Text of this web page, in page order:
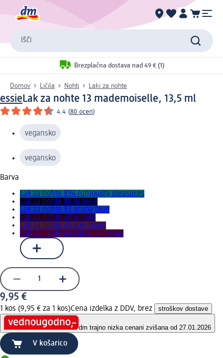
Išči
Brezplačna dostava nad 49 € (1)
Domov Ličila Nohti Laki za nohte
essieLak za nohte 13 mademoiselle, 13,5 ml
4.4 (80 ocen)
vegansko
vegansko
Barva
Lak za nohte 894 (un)guilty pleasures
Lak za nohte 88 licorice
Lak za nohte 92 aruba blue
Lak za nohte 49 wicked
Lak za nohte 45 sole mate
Lak za nohte 44 bahama mama
9,95 €
1 kos (9,95 € za 1 kos)Cena izdelka z DDV, brez stroškov dostave
dm trajno nizka cenani zvišana od 27.01.2026
V košarico